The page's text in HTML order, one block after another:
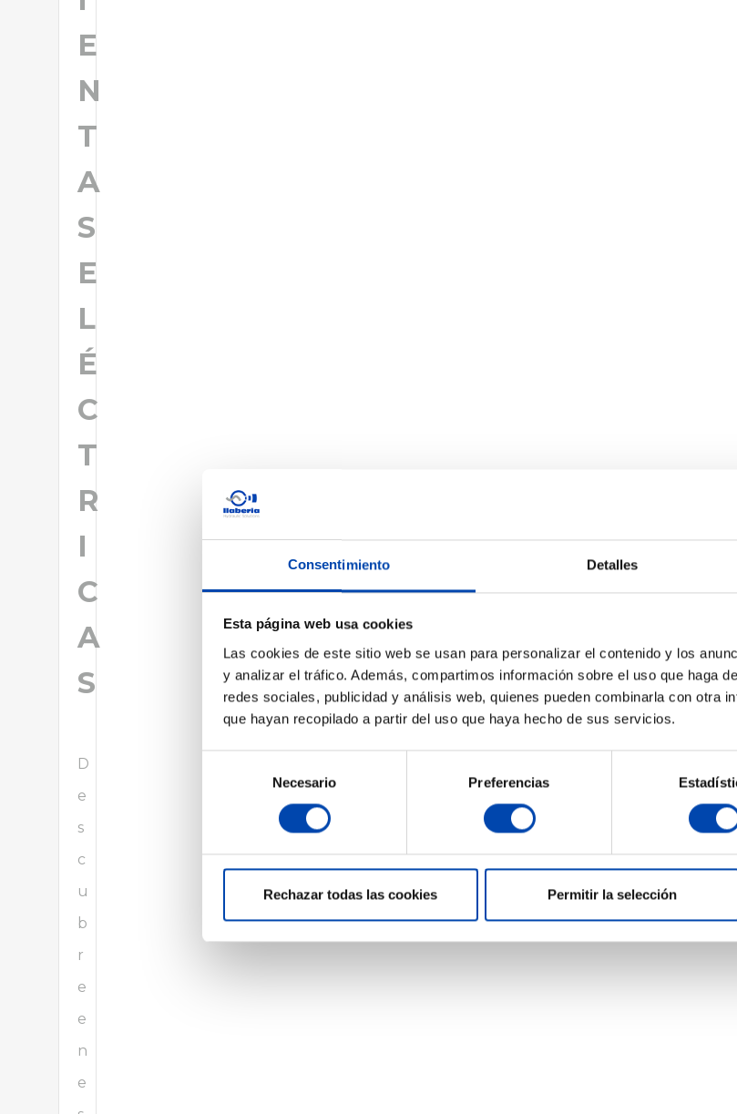
Consentimiento Detalles
Esta página web usa cookies
Las cookies de este sitio web se usan para personalizar el contenido y los
y analizar el tráfico. Además, compartimos información sobre el uso que haga
redes sociales, publicidad y análisis web, quienes pueden combinarla con otra
que hayan recopilado a partir del uso que haya hecho de sus servicios.
consentimiento
Necesario Preferencias
Rechazar todas las cookies Permitir la selección
E
N
T
A
S
E
L
É
C
T
R
I
C
A
S
D
e
s
c
u
b
r
e
e
n
e